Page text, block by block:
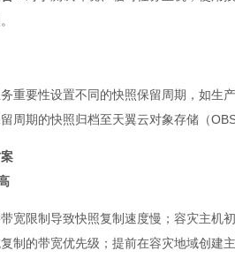
务重要性设置不同的快照保留周期，如
留周期的快照归档至天翼云对象存储（
带宽限制导致快照复制速度慢；容灾主机
复制的带宽优先级；提前在容灾地域创建